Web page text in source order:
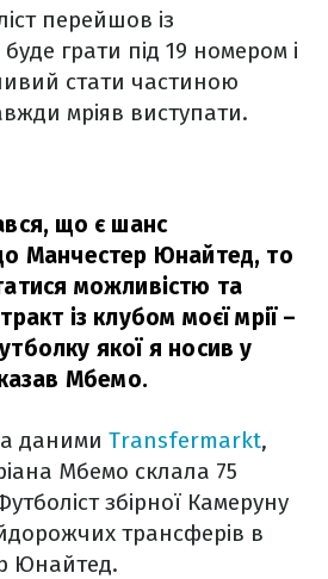
перейшов із
грати під 19 номером і
стати частиною
мріяв виступати.
що є шанс
Манчестер Юнайтед, то
можливістю та
із клубом моєї мрії –
якої я носив у
Мбемо.
даними Transfermarkt,
Мбемо склала 75
збірної Камеруну
трансферів в
Юнайтед.